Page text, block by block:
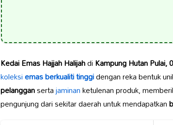
Kedai Emas Hajjah HalijahdiKampung Hutan Pulai,
koleksiemas berkualiti tinggidengan reka bentuk
pelanggansertajaminanketulenan produk,
pengunjung dari sekitar daerah untuk mendapatkan